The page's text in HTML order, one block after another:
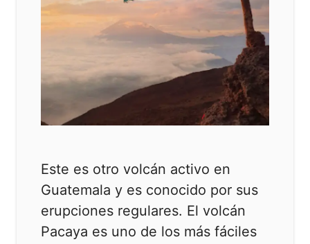
Este es otro volcán activo en
Guatemala y es conocido por sus
erupciones regulares. El volcán
Pacaya es uno de los más fáciles